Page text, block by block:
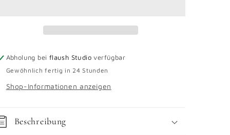
Abholung bei flaush Studioverfügbar
Gewöhnlich fertig in 24 Stunden
Shop-Informationen anzeigen
Beschreibung